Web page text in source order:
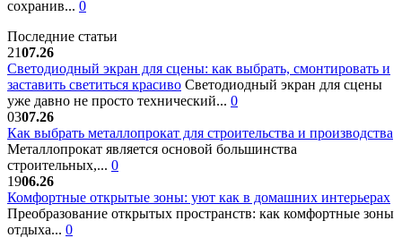
сохранив... 0
Последние статьи
2107.26
Светодиодный экран для сцены: как выбрать, смонтировать и
заставить светиться красиво Светодиодный экран для сцены
уже давно не просто технический... 0
0307.26
Как выбрать металлопрокат для строительства и производства
Металлопрокат является основой большинства
строительных,... 0
1906.26
Комфортные открытые зоны: уют как в домашних интерьерах
Преобразование открытых пространств: как комфортные зоны
отдыха... 0